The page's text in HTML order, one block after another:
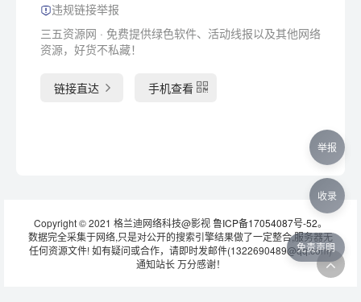
违规链接举报
三五资源网 · 免费提供绿色软件、活动线报以及其他网络
资源，好货不私藏！
链接直达 手机查看
Copyright © 2021 格兰迪网络科技@影视鲁ICP备17054087号-52。
数据完全采集于网络,只是对公开的搜索引擎结果做了一定整合,服务器无
任何资源文件! 如有疑问或合作，请即时发邮件(1322690489@qq.com)
通知站长 万分感谢！
免责声明
举报
收录